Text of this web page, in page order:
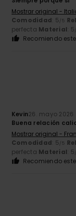
Mostrar original -
Comodidad: 5/5
perfecta Material: 5
Recomiendo
Kevin26. mayo 2026
Buena relación
Mostrar original -
Comodidad: 5/5
perfecta Material: 5
Recomiendo